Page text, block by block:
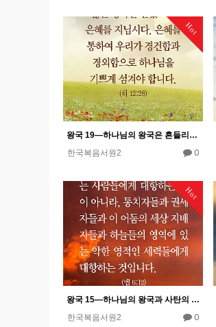
Hot
왕국 19―하나님의 왕국은 흔들리지 않는다.
한국복음서원2
0
Hot
왕국 15―하나님의 왕국과 사탄의 왕국 사이에 영적 전쟁이 있다.
한국복음서원2
0